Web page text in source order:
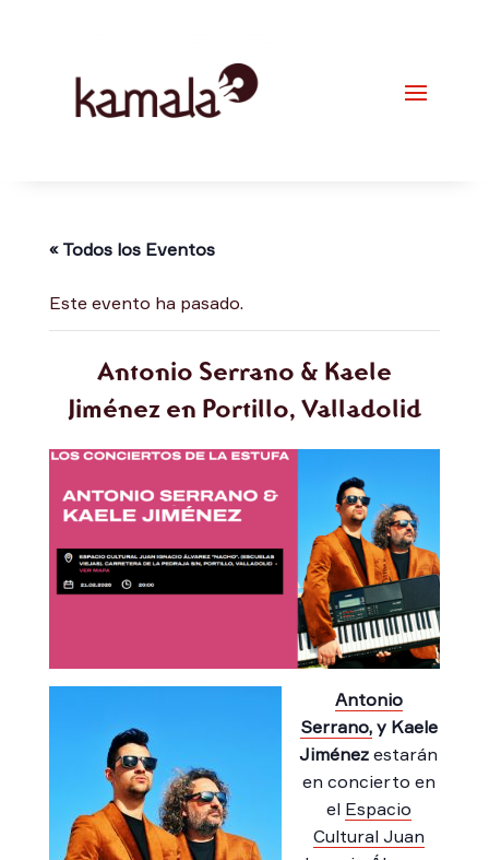
« Todos los Eventos
Este evento ha pasado.
Antonio Serrano & Kaele
Jiménez en Portillo, Valladolid
Antonio
Serrano,y Kaele
Jiménezestarán
en concierto en
el Espacio
Cultural Juan